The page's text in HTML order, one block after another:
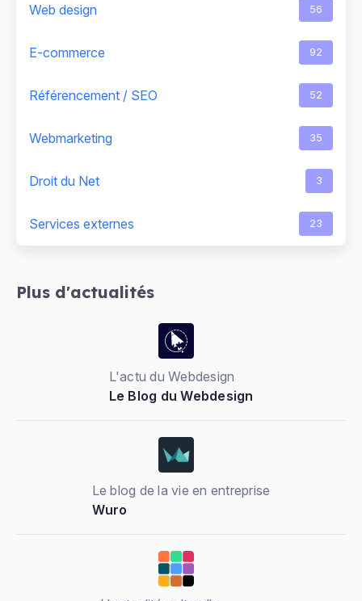
Web design 56
E-commerce 92
Référencement / SEO 52
Webmarketing 35
Droit du Net 3
Services externes 23
Plus d'actualités
L'actu du Webdesign
Le Blog du Webdesign
Le blog de la vie en entreprise
Wuro